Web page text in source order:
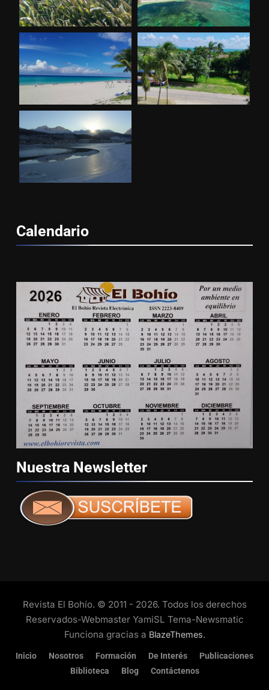
Calendario
Nuestra Newsletter
Revista El Bohío. © 2011 - 2026. Todos los derechos
Reservados-Webmaster YamiSL Tema-Newsmatic
Funciona gracias a BlazeThemes.
Inicio Nosotros Formación De Interés
Publicaciones
Biblioteca
Blog Contáctenos